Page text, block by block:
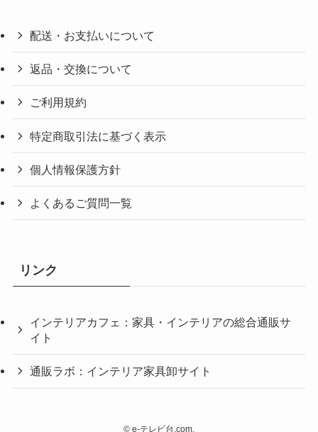
配送・お支払いについて
返品・交換について
ご利用規約
特定商取引法に基づく表示
個人情報保護方針
よくあるご質問一覧
リンク
インテリアカフェ：家具・インテリアの総合通販サ
イト
通販ラボ：インテリア家具卸サイト
© e-テレビ台.com.